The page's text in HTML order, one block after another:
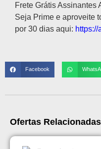
Frete Grátis Assinantes
Seja Prime e aproveite
por 30 dias aqui:
Facebook
Ofertas Relacionadas